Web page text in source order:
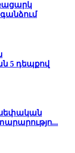
5 դեպքով
սեփական